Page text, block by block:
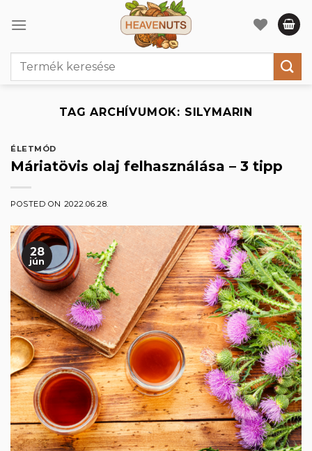
Keresés
TAG ARCHÍVUMOK: SILYMARIN
ÉLETMÓD
Máriatövis olaj felhasználása – 3 tipp
POSTED ON 2022.06.28.
28
jún